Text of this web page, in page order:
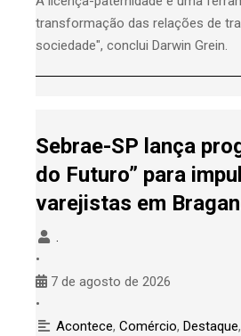
transformação das relações de
sociedade", conclui Darwin Grein.
Sebrae-SP lança
do Futuro” para
varejistas em
.
•
7 de agosto de 2026
•
Acontece, Comércio, Destaque,